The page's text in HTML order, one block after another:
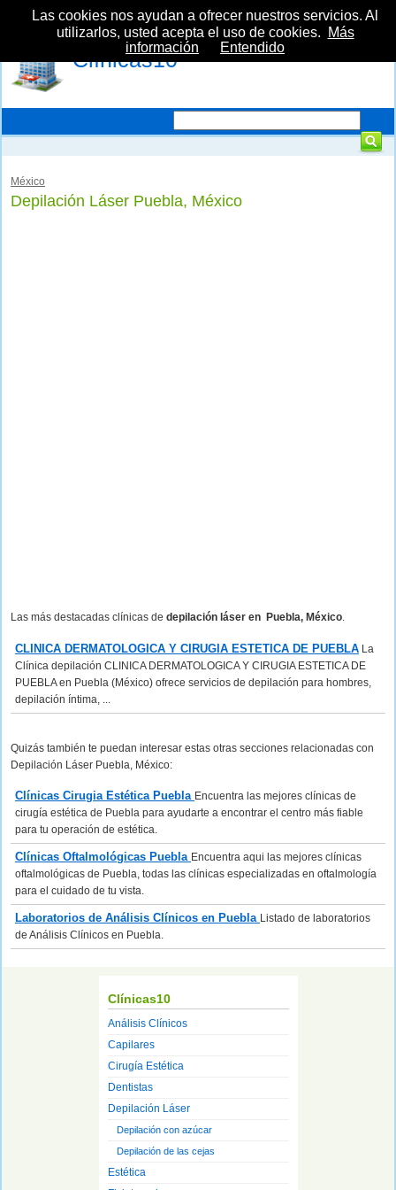
Clínicas10
México
Depilación Láser Puebla, México
Las más destacadas clínicas de depilación láser en Puebla, México.
CLINICA DERMATOLOGICA Y CIRUGIA ESTETICA DE PUEBLA La
Clínica depilación CLINICA DERMATOLOGICA Y CIRUGIA ESTETICA DE
PUEBLA en Puebla (México) ofrece servicios de depilación para hombres,
depilación íntima, ...
Quizás también te puedan interesar estas otras secciones relacionadas con
Depilación Láser Puebla, México:
Clínicas Cirugia Estética Puebla Encuentra las mejores clínicas de
cirugía estética de Puebla para ayudarte a encontrar el centro más fiable
para tu operación de estética.
Clínicas Oftalmológicas Puebla Encuentra aqui las mejores clínicas
oftalmológicas de Puebla, todas las clínicas especializadas en oftalmología
para el cuidado de tu vista.
Laboratorios de Análisis Clínicos en Puebla Listado de laboratorios
de Análisis Clínicos en Puebla.
Clínicas10
Análisis Clínicos
Capilares
Cirugía Estética
Dentistas
Depilación Láser
Depilación con azúcar
Depilación de las cejas
Estética
Las cookies nos ayudan a ofrecer nuestros servicios. Al
utilizarlos, usted acepta el uso de cookies.
Más
información
Entendido